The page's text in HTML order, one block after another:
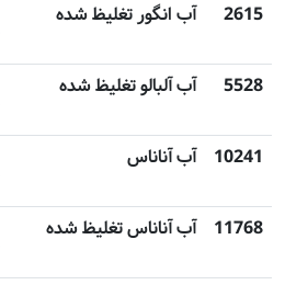
2615 آب انگور تغلیظ شده
5528 آب آلبالو تغلیظ شده
10241 آب آناناس
11768 آب آناناس تغلیظ شده